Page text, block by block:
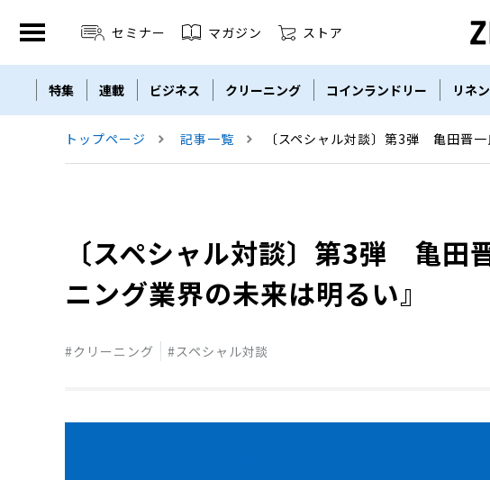
セミナー マガジン ストア
特集 連載 ビジネス クリーニング コインランドリー リネ
トップページ 記事一覧 〔スペシャル対談〕第3弾 亀田晋
〔スペシャル対談〕第3弾 亀田
ニング業界の未来は明るい』
クリーニング スペシャル対談